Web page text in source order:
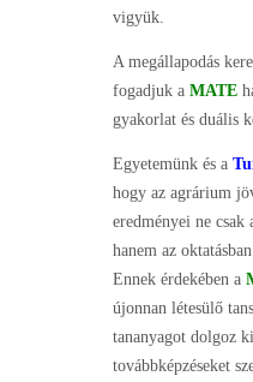
vigyük.
A megállapodás
fogadjuk a MATE
gyakorlat és duális
Egyetemünk és a
hogy az agrárium
eredményei ne csak
hanem az
Ennek érdekében a
újonnan létesülő
tananyagot dolgoz
továbbképzéseket